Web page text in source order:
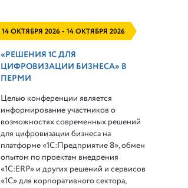
14 ОКТЯБРЯ 2026 - 14 ОКТЯБРЯ 2026
«РЕШЕНИЯ 1С ДЛЯ
ЦИФРОВИЗАЦИИ БИЗНЕСА» В
ПЕРМИ
Целью конференции является
информирование участников о
возможностях современных решений
для цифровизации бизнеса на
платформе «1С:Предприятие 8», обмен
опытом по проектам внедрения
«1С:ERP» и других решений и сервисов
«1С» для корпоративного сектора,